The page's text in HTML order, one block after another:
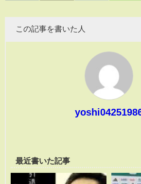
この記事を書いた人
最近書いた記事